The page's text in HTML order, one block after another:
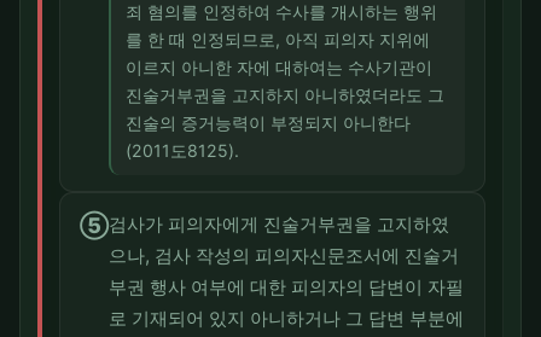
죄 혐의를 인정하여 수사를 개시하는 행위
를 한 때 인정되므로, 아직 피의자 지위에
이르지 아니한 자에 대하여는 수사기관이
진술거부권을 고지하지 아니하였더라도 그
진술의 증거능력이 부정되지 아니한다
(2011도8125).
⑤검사가 피의자에게 진술거부권을 고지하였
으나, 검사 작성의 피의자신문조서에 진술거
부권 행사 여부에 대한 피의자의 답변이 자필
로 기재되어 있지 아니하거나 그 답변 부분에